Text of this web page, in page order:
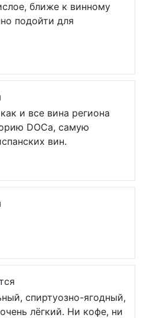
ближе к винному
подойти для
и все вина региона
DOCa, самую
вин.
спиртуозно-ягодный,
лёгкий. Ни кофе, ни